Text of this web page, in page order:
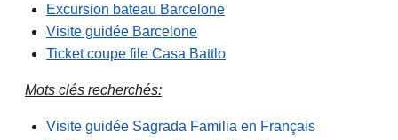
Excursion bateau Barcelone
Visite guidée Barcelone
Ticket coupe file Casa Battlo
Mots clés recherchés:
Visite guidée Sagrada Familia en Français